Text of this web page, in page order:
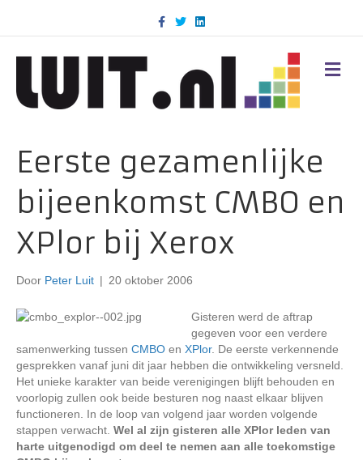
c
k
T
w
i
n
d
M
E
Eerste gezamenlijke
bijeenkomst CMBO en
XPlor bij Xerox
Door Peter Luit | 20 oktober 2006
Gisteren werd de aftrap
gegeven voor een verdere
samenwerking tussen CMBO en XPlor. De eerste verkennende
gesprekken vanaf juni dit jaar hebben die ontwikkeling versneld.
Het unieke karakter van beide verenigingen blijft behouden en
voorlopig zullen ook beide besturen nog naast elkaar blijven
functioneren. In de loop van volgend jaar worden volgende
stappen verwacht. Wel al zijn gisteren alle XPlor leden van
harte uitgenodigd om deel te nemen aan alle toekomstige